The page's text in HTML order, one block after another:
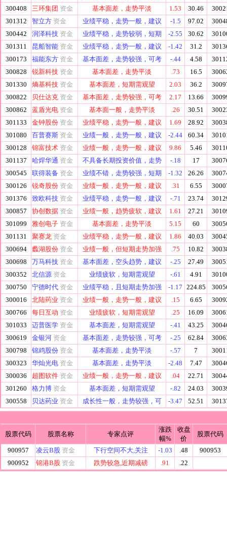
300408
三环集团 资金 基本面差，走势平淡 1.53 30.46
301312
智立方 资金 业绩平稳，走势一般，建议 -1.5 97.02
300442
润泽科技 资金 业绩平稳，走势较弱，短期 -2.55 30.62
301311
昆船智能 资金 业绩平稳，走势一般，建议 -1.42 31.2
300173
福能东方 资金 基本面差，走势较强，可考 -.44 4.58
300828
锐新科技 资金 基本面差，走势平淡 .73 16.5
301330
熵基科技 资金 基本面差，短期需观望 2.03 36.2
300822
贝仕达克 资金 基本面差，走势较强，可考 2.17 13.66
300862
蓝盾光电 资金 基本面一般，走势平淡 .26 30.51
301133
金钟股份 资金 业绩平稳，走势一般，建议 1.69 28.92
301080
百普赛斯 资金 业绩一般，走势一般，建议 -2.44 60.34
300128
锦富技术 资金 业绩一般，走势一般，建议 9.86 5.46
301137
哈焊华通 资金 不具备长期投资价值，走势 -.18 17
300545
联得装备 资金 业绩不错，走势较强，短期 -1.32 26.26
300126
锐奇股份 资金 业绩一般，走势一般，建议 .31 6.55
301376
致欧科技 资金 业绩平稳，走势一般，建议 -.71 23.74
300857
协创数据 资金 业绩一般，趋势疲软，建议 1.61 27.21
301099
雅创电子 资金 基本面差，走势平淡 5.15 60
301131
聚赛龙 资金 业绩平稳，走势一般，建议 1.86 40.03
300694
蠡湖股份 资金 业绩一般，但短期走势加强 .75 10.82
300698
万马科技 资金 基本面差，空头趋势，建议 -.25 27.49
300352
北信源 资金 业绩疲软，短期需观望 -.61 4.91
300750
宁德时代 资金 业绩平稳，且短期走势加强 -1.17 224.85
300016
北陆药业 资金 业绩一般，走势一般，建议 .15 6.65
300766
每日互动 资金 业绩疲软，短期需观望 .25 16.09
301033
迈普医学 资金 基本面差，短期需观望 -.41 43.25
300619
金银河 资金 基本面差，走势较强，可考 -.25 62.84
300798
锦鸡股份 资金 基本面差，走势平淡 -.57 7
300323
华灿光电 资金 基本面差，走势平淡 -2.48 7.47
300036
超图软件 资金 业绩一般，走势一般，建议 .04 22.71
301260
格力博 资金 基本面差，短期需观望 -.82 24.03
300558
贝达药业 资金 成长性一般，走势较强，可 -3.47 52.51
股票代码 股票名称 专家点评
涨跌
幅%
收盘
价
股票代码
900957 凌云B股 资金 下行空间不大,关注 -1.03 .48
900953
900952
锦港B股 资金 跌势较急,近期减磅 .91 .22